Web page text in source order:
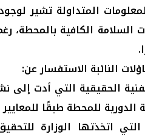
المتداولة تشير
السلامة الكافية
النائبة الاستفسار عن:
الحقيقية التي أدت
الدورية للمحطة طبقًا
التي اتخذتها الوزارة